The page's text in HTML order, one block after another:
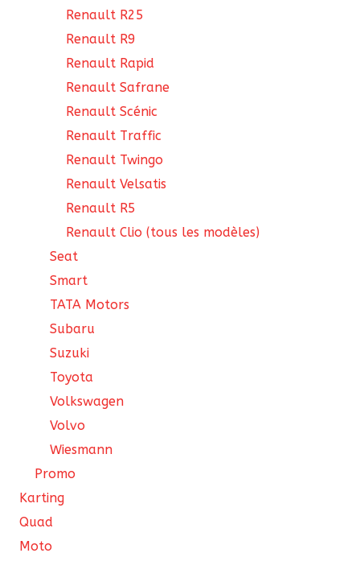
Renault R25
Renault R9
Renault Rapid
Renault Safrane
Renault Scénic
Renault Traffic
Renault Twingo
Renault Velsatis
Renault R5
Renault Clio (tous les modèles)
Seat
Smart
TATA Motors
Subaru
Suzuki
Toyota
Volkswagen
Volvo
Wiesmann
Promo
Karting
Quad
Moto